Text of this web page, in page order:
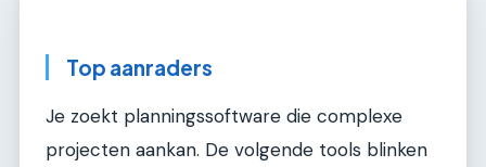
Top aanraders
Je zoekt planningssoftware die complexe
projecten aankan. De volgende tools blinken